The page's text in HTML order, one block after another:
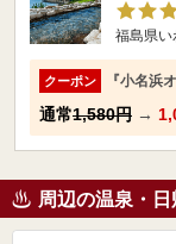
福島県い
クーポン 『小名浜
通常1,580円 →
周辺の温泉・